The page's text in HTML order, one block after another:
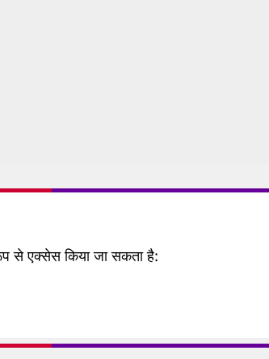
से एक्सेस किया जा सकता है: